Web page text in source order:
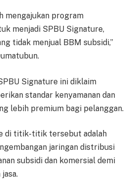
mengajukan program
menjadi SPBU Signature,
tidak menjual BBM subsidi,”
Signature ini diklaim
standar kenyamanan dan
lebih premium bagi pelanggan.
di titik-titik tersebut adalah
jaringan distribusi
subsidi dan komersial demi